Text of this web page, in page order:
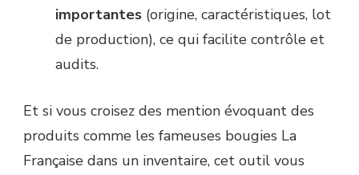
importantes (origine, caractéristiques, lot
de production), ce qui facilite contrôle et
audits.
Et si vous croisez des mention évoquant des
produits comme les fameuses bougies La
Française dans un inventaire, cet outil vous